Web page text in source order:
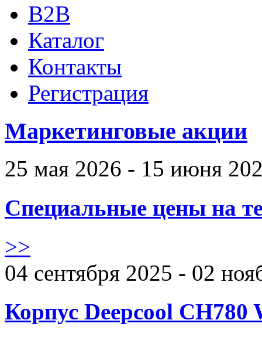
B2B
Каталог
Контакты
Регистрация
Маркетинговые акции
25 мая 2026 - 15 июня
Специальные цены на
>>
04 сентября 2025 - 02
Корпус Deepcool CH780